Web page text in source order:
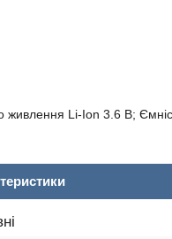
живлення Li-Ion 3.6 В;